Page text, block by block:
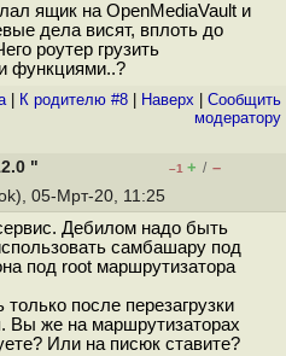
ящик на OpenMediaVault и
дела висят, вплоть до
роутер грузить
функциями..?
| К родителю #8 Наверх
Cообщить
модератору
" –1 + / –
05-Мрт-20, 11:25
Дебилом надо быть
самбашару под
под root маршрутизатора
после перезагрузки
Вы же на маршрутизаторах
Или на писюк ставите?